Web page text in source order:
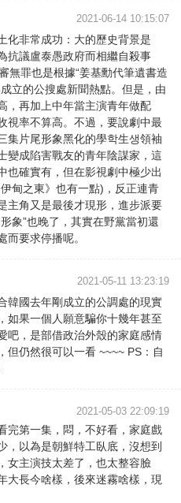
2021-06-14 10:15:07
化非常成功：大的歷史背景是
抗議盧泰愚政府而相繼自殺事
無罪也是根據“姜基勳代筆遺書造
立的公搜處新聞熱點。但是，由
，再加上中年當主演青年做配
視率不算高。不過，要說劇中最
集片尾形象黑化的學학生생領袖
變成陷害戰友的青年陰謀家，這
也確實有，但在影視劇中極少出
甸之東》也有一點)，反正連青
主角又是最後才現形，進步派要
象”也晚了，其實在野黨當初還
而要求停播呢。
2021-05-11 13:23:19
韓國去年剛成立的公調處的現實
如果一個人願意騙你十幾年甚至
吧，是部借政治外殼的家庭感情
但仍然很可以一看 ~~~~ PS：自
2021-05-03 22:09:19
完第一集，悶，不好看，家庭戲
，以為是朝鮮特工臥底，沒想到
女主演技太差了，也太整容臉
大長今啥樣，後來迷霧啥樣，現